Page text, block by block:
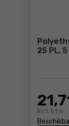
25 PL,
21
Incl. btw